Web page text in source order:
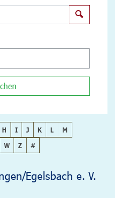
H I J K L
M
W Z #
Egelsbach e. V.